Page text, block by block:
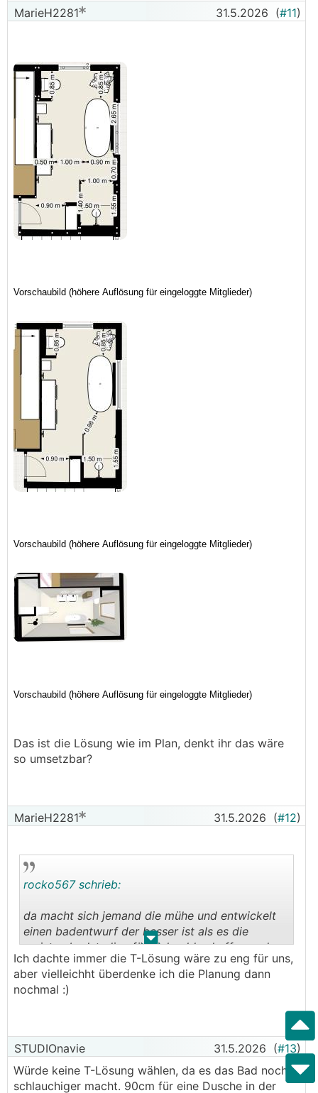
MarieH2281 31.5.2026 (#11)
Das ist die Lösung wie im Plan, denkt ihr das wäre
so umsetzbar?
MarieH2281 31.5.2026 (#12)
. .
rocko567 schrieb:
da macht sich jemand die mühe und entwickelt
einen badentwurf der besser ist als es die
meisten badstudios für viel geld schaffen und es
kommt nichtmal ein danke retour....
sagt eh viel aus. für mich ein grund hier nicht zu
fan vom T-bad bin.
Ich dachte immer die T-Lösung wäre zu eng für uns,
aber vielleichht überdenke ich die Planung dann
nochmal :)
STUDIOnavie 31.5.2026 (#13)
Würde keine T-Lösung wählen, da es das Bad noch
schlauchiger macht. 90cm für eine Dusche in der